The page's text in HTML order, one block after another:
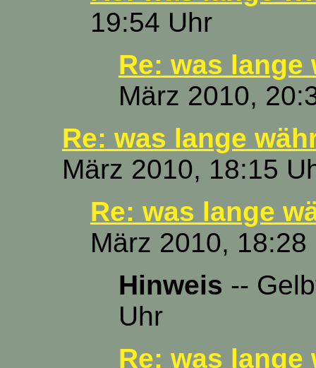
19:54 Uhr
Re: was lange
März 2010,
Re: was lange
März 2010, 18:15
Re: was lange
März 2010, 18:28
Hinweis --
Uhr
Re: was lange